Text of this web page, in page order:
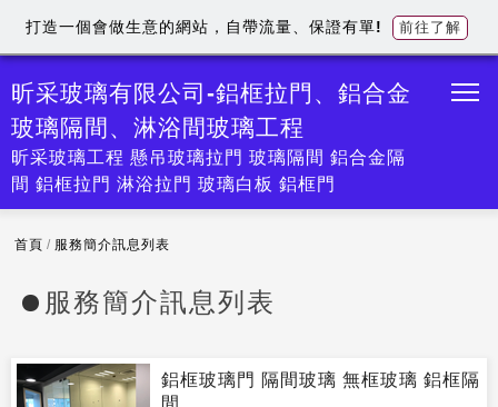
昕采玻璃有限公司-鋁框拉門、鋁合金
玻璃隔間、淋浴間玻璃工程
昕采玻璃工程 懸吊玻璃拉門 玻璃隔間 鋁合金隔
間 鋁框拉門 淋浴拉門 玻璃白板 鋁框門
首頁 / 服務簡介訊息列表
服務簡介訊息列表
鋁框玻璃門 隔間玻璃 無框玻璃 鋁框隔
間
打造一個會做生意的網站，自帶流量、保證有單! 前往了解